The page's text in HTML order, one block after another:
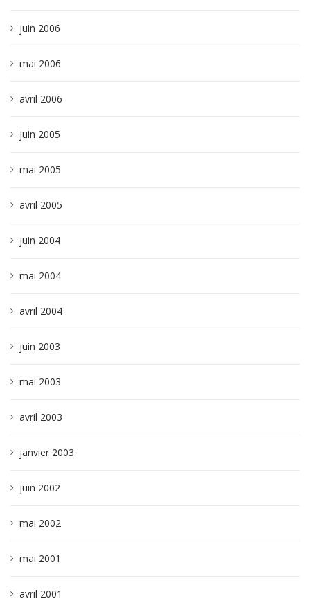
juin 2006
mai 2006
avril 2006
juin 2005
mai 2005
avril 2005
juin 2004
mai 2004
avril 2004
juin 2003
mai 2003
avril 2003
janvier 2003
juin 2002
mai 2002
mai 2001
avril 2001